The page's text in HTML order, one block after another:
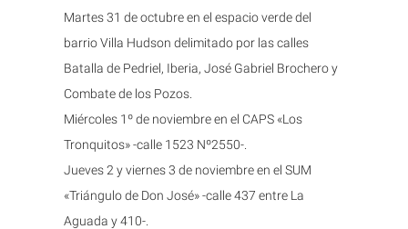
Martes 31 de octubre en el espacio verde del
barrio Villa Hudson delimitado por las calles
Batalla de Pedriel, Iberia, José Gabriel Brochero y
Combate de los Pozos.
Miércoles 1º de noviembre en el CAPS «Los
Tronquitos» -calle 1523 Nº2550-.
Jueves 2 y viernes 3 de noviembre en el SUM
«Triángulo de Don José» -calle 437 entre La
Aguada y 410-.